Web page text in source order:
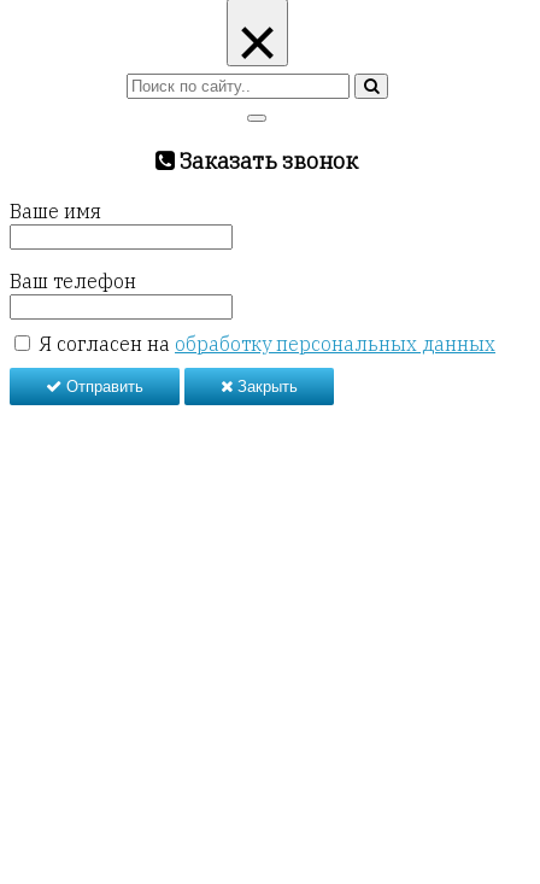
×
Заказать звонок
Ваше имя
Ваш телефон
Я согласен на обработку персональных данных
Отправить Закрыть